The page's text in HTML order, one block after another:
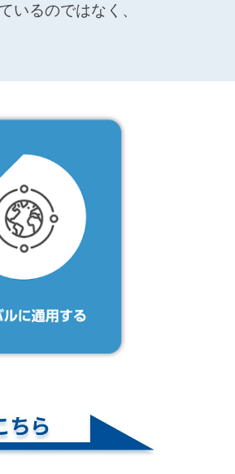
るのではなく、